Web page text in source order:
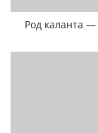
Род каланта